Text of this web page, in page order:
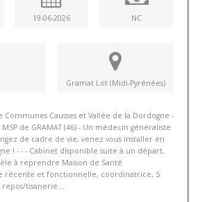
19-06-2026 NC
Gramat Lot (Midi-Pyrénées)
Causses et Vallée de la Dordogne -
de GRAMAT (46) - Un médecin généraliste
de cadre de vie, venez vous installer en
! - - - Cabinet disponible suite à un départ,
à reprendre Maison de Santé
récente et fonctionnelle, coordinatrice, 5
tisanerie...